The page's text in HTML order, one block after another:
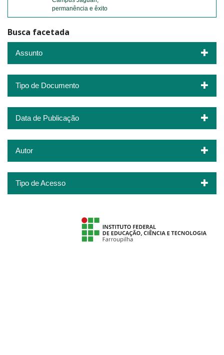
permanência e êxito
Busca facetada
Assunto
Tipo de Documento
Data de Publicação
Autor
Tipo de Acesso